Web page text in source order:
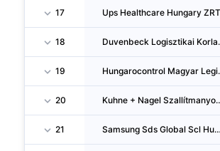
17 Ups Healthcare Hungary
18
19 Hungarocontrol
20 Kuhne + Nagel
21 Samsung Sds Global Scl Hungary KFT.